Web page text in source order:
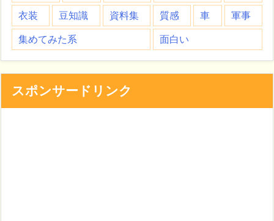
衣装
豆知識 資料集 質感 車
軍事
集めてみた系
面白い
スポンサードリンク